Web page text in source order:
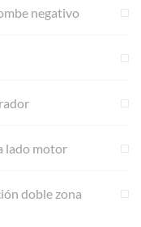
negativo
lado motor
doble zona